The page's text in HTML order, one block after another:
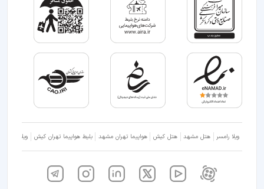
ویلا رامسر هتل مشهد هتل کیش هواپیما تهران مشهد بلیط هواپیما تهران کیش ویلا شمال